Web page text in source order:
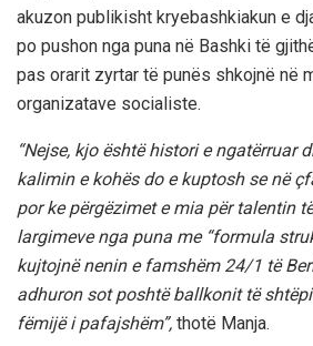
akuzon publikisht kryebashkiakun e
po pushon nga puna në Bashki të
pas orarit zyrtar të punës shkojnë në
organizatave socialiste.
“Nejse, kjo është histori e ngatërruar
kalimin e kohës do e kuptosh se në
por ke përgëzimet e mia për talentin
largimeve nga puna me “formula
kujtojnë nenin e famshëm 24/1 të
adhuron sot poshtë ballkonit të
fëmijë i pafajshëm”, thotë Manja.